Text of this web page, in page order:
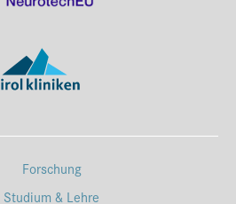
Forschung
Studium & Lehre